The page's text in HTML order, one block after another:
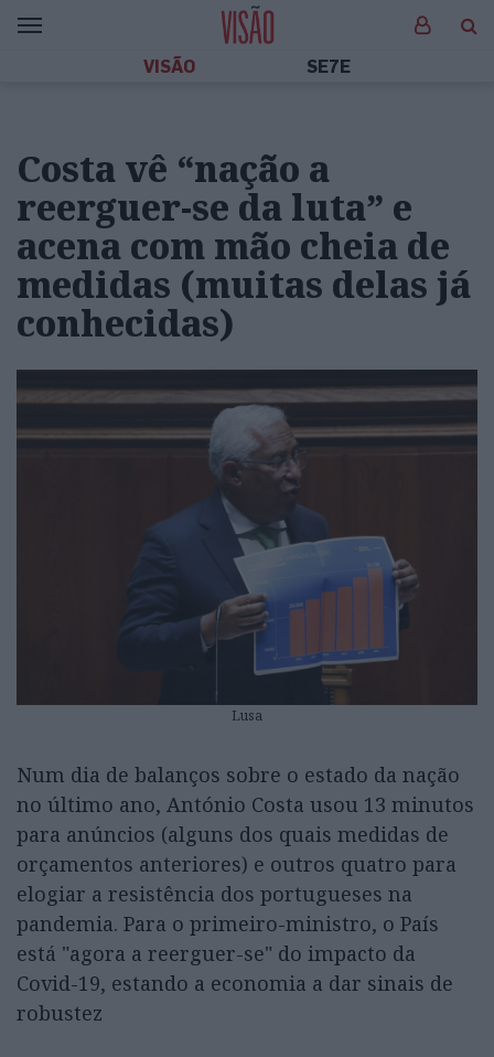
VISÃO SE7E
Costa vê “nação a
reerguer-se da luta” e
acena com mão cheia de
medidas (muitas delas já
conhecidas)
Lusa
Num dia de balanços sobre o estado da nação
no último ano, António Costa usou 13 minutos
para anúncios (alguns dos quais medidas de
orçamentos anteriores) e outros quatro para
elogiar a resistência dos portugueses na
pandemia. Para o primeiro-ministro, o País
está "agora a reerguer-se" do impacto da
Covid-19, estando a economia a dar sinais de
robustez